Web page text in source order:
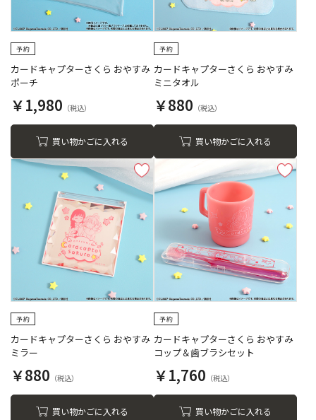
カードキャプターさくら おやすみ
ポーチ
￥1,980
買い物かごに入れる
カードキャプターさくら おやすみ
ミニタオル
￥880
買い物かごに入れる
カードキャプターさくら おやすみ
ミラー
￥880
買い物かごに入れる
カードキャプターさくら おやすみ
コップ＆歯ブラシセット
￥1,760
買い物かごに入れる